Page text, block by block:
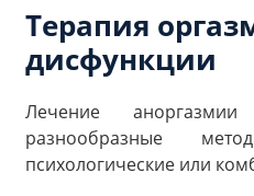
Терапия
дисфункции
Лечение
разнообразные
психологические или